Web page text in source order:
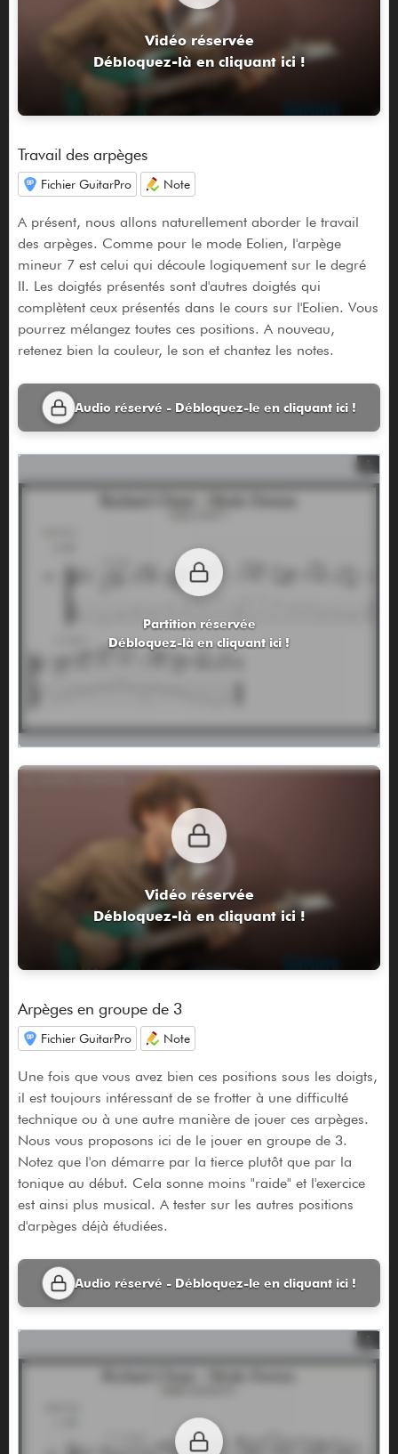
Vidéo réservée
Débloquez-là en cliquant ici !
Travail des arpèges
Fichier GuitarPro Note
A présent, nous allons naturellement aborder le travail
des arpèges. Comme pour le mode Eolien, l'arpège
mineur 7 est celui qui découle logiquement sur le degré
II. Les doigtés présentés sont d'autres doigtés qui
complètent ceux présentés dans le cours sur l'Eolien. Vous
pourrez mélangez toutes ces positions. A nouveau,
retenez bien la couleur, le son et chantez les notes.
Audio réservé - Débloquez-le en cliquant ici !
Partition réservée
Débloquez-là en cliquant ici !
Vidéo réservée
Débloquez-là en cliquant ici !
Arpèges en groupe de 3
Fichier GuitarPro Note
Une fois que vous avez bien ces positions sous les doigts,
il est toujours intéressant de se frotter à une difficulté
technique ou à une autre manière de jouer ces arpèges.
Nous vous proposons ici de le jouer en groupe de 3.
Notez que l'on démarre par la tierce plutôt que par la
tonique au début. Cela sonne moins "raide" et l'exercice
est ainsi plus musical. A tester sur les autres positions
d'arpèges déjà étudiées.
Audio réservé - Débloquez-le en cliquant ici !